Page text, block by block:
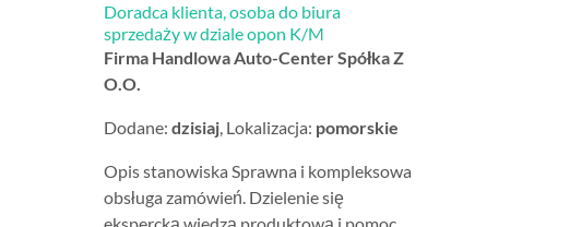
Doradca klienta, osoba do biura
sprzedaży w dziale opon K/M
Firma Handlowa Auto-Center Spółka Z
O.O.
Dodane: dzisiaj, Lokalizacja: pomorskie
Opis stanowiska Sprawna i kompleksowa
obsługa zamówień. Dzielenie się